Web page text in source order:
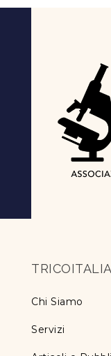
TRICOITALIA
Chi Siamo
Servizi